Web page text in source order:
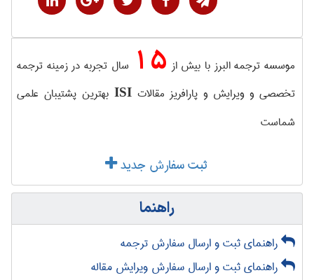
موسسه ترجمه البرز با بیش از 15 سال تجربه در زمینه ترجمه
تخصصی و ویرایش و پارافریز مقالاتISI بهترین پشتیبان علمی
شماست
ثبت سفارش جدید
راهنما
راهنمای ثبت و ارسال سفارش ترجمه
راهنمای ثبت و ارسال سفارش ویرایش مقاله